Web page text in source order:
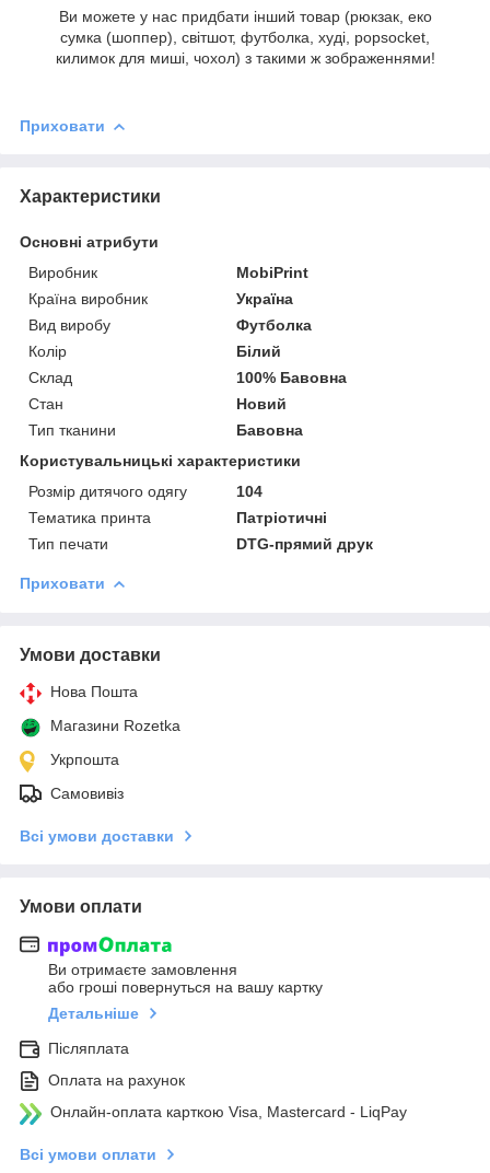
Ви можете у нас придбати інший товар (рюкзак, еко
сумка (шоппер), світшот, футболка, худі, popsocket,
килимок для миші, чохол) з такими ж зображеннями!
Приховати
Характеристики
Основні атрибути
Виробник
MobiPrint
Країна виробник
Україна
Вид виробу
Футболка
Колір
Білий
Склад
100% Бавовна
Стан
Новий
Тип тканини
Бавовна
Користувальницькі характеристики
Розмір дитячого одягу
104
Тематика принта
Патріотичні
Тип печати
DTG-прямий друк
Приховати
Умови доставки
Нова Пошта
Магазини Rozetka
Укрпошта
Самовивіз
Всі умови доставки
Умови оплати
Ви отримаєте замовлення
або гроші повернуться на вашу картку
Детальніше
Післяплата
Оплата на рахунок
Онлайн-оплата карткою Visa, Mastercard - LiqPay
Всі умови оплати